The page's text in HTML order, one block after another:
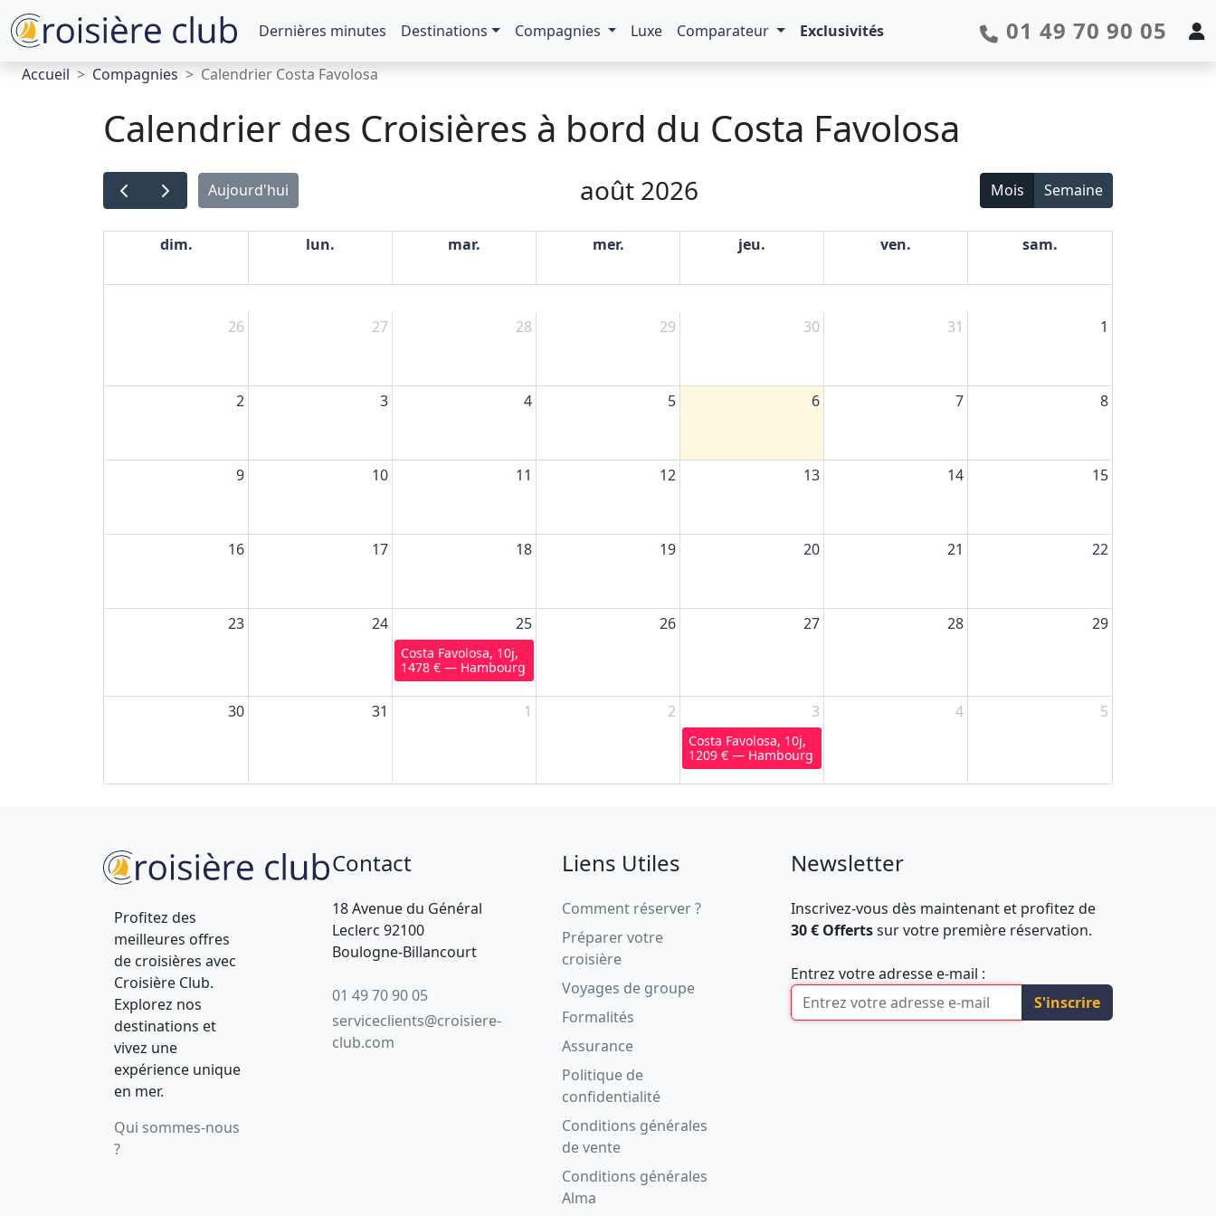
Dernières minutes Destinations Compagnies Luxe Comparateur Exclusivités 01 49 70 90 05
Accueil Compagnies Calendrier Costa Favolosa
Calendrier des Croisières à bord du Costa Favolosa
Aujourd'hui août 2026 Mois Semaine
dim. lun. mar. mer. jeu. ven. sam.
26 27 28 29 30 31 1
2 3 4 5 6 7 8
9 10 11 12 13 14 15
16 17 18 19 20 21 22
23 24 25
Costa Favolosa, 10j,
1478 € — Hambourg
26 27 28 29
30 31 1 2 3
Costa Favolosa, 10j,
1209 € — Hambourg
4 5
Profitez des
meilleures offres
de croisières avec
Croisière Club.
Explorez nos
destinations et
vivez une
expérience unique
en mer.
Qui sommes-nous
?
Contact
18 Avenue du Général
Leclerc 92100
Boulogne-Billancourt
01 49 70 90 05
serviceclients@croisiere-
club.com
Liens Utiles
Comment réserver ?
Préparer votre
croisière
Voyages de groupe
Formalités
Assurance
Politique de
confidentialité
Conditions générales
de vente
Conditions générales
Alma
Newsletter
Inscrivez-vous dès maintenant et profitez de
30 € Offertssur votre première réservation.
Entrez votre adresse e-mail :
S'inscrire